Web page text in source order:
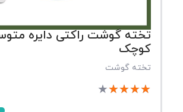
تخته گوشت راکتی دایره
کوچک
تخته گوشت
★
★
★
★
★